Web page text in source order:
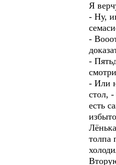
Я
- Ну,
-
-
- Или
стол,
есть
толпа